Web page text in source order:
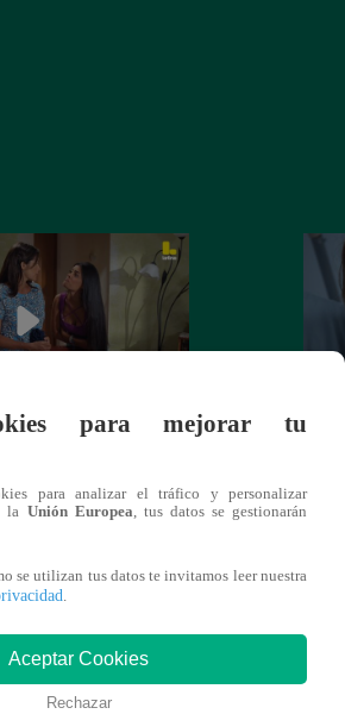
capítulo 44: Kathy y
sobre la relación entre
te puede
para mejorar tu
para analizar el tráfico y personalizar
la Unión Europea, tus datos se gestionarán
se utilizan tus datos te invitamos leer nuestra
.
Aceptar Cookies
Rechazar